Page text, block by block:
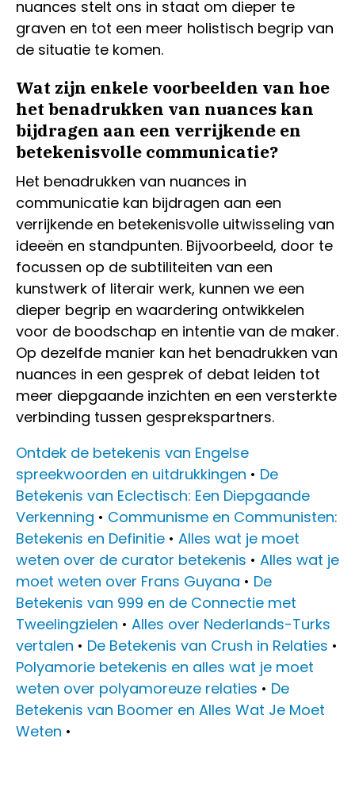
nuances stelt ons in staat om dieper te
graven en tot een meer holistisch begrip van
de situatie te komen.
Wat zijn enkele voorbeelden van hoe
het benadrukken van nuances kan
bijdragen aan een verrijkende en
betekenisvolle communicatie?
Het benadrukken van nuances in
communicatie kan bijdragen aan een
verrijkende en betekenisvolle uitwisseling van
ideeën en standpunten. Bijvoorbeeld, door te
focussen op de subtiliteiten van een
kunstwerk of literair werk, kunnen we een
dieper begrip en waardering ontwikkelen
voor de boodschap en intentie van de maker.
Op dezelfde manier kan het benadrukken van
nuances in een gesprek of debat leiden tot
meer diepgaande inzichten en een versterkte
verbinding tussen gesprekspartners.
Ontdek de betekenis van Engelse
spreekwoorden en uitdrukkingen • De
Betekenis van Eclectisch: Een Diepgaande
Verkenning • Communisme en Communisten:
Betekenis en Definitie • Alles wat je moet
weten over de curator betekenis • Alles wat je
moet weten over Frans Guyana • De
Betekenis van 999 en de Connectie met
Tweelingzielen • Alles over Nederlands-Turks
vertalen • De Betekenis van Crush in Relaties •
Polyamorie betekenis en alles wat je moet
weten over polyamoreuze relaties • De
Betekenis van Boomer en Alles Wat Je Moet
Weten •